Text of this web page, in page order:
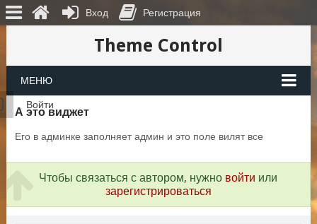
Войти
Theme Control
МЕНЮ
А это виджет
Его в админке заполняет админ и это поле вилят все
Чтобы связаться с автором, нужно войти или
зарегистрироваться
Вход Регистрация